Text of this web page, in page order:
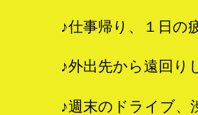
♪仕事帰り、１日の
♪外出先から遠回り
♪週末のドライブ、